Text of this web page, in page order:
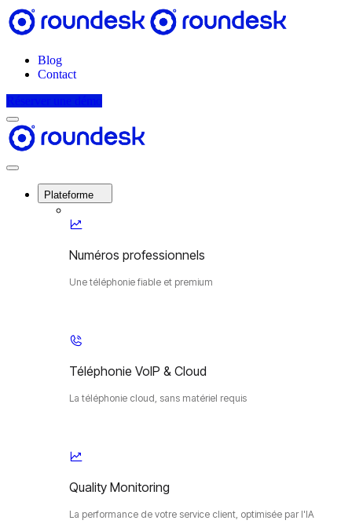
Blog
Contact
Réserver une démo
Menu
Roundesk
Close
Plateforme
Numéros professionnels
Une téléphonie fiable et premium
Téléphonie VoIP & Cloud
La téléphonie cloud, sans matériel requis
Quality Monitoring
La performance de votre service client, optimisée par l'IA